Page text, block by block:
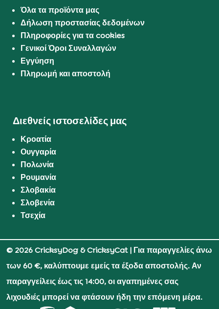
Όλα τα προϊόντα μας
Δήλωση προστασίας δεδομένων
Πληροφορίες για τα cookies
Γενικοί Όροι Συναλλαγών
Εγγύηση
Πληρωμή και αποστολή
Διεθνείς ιστοσελίδες μας
Κροατία
Ουγγαρία
Πολωνία
Ρουμανία
Σλοβακία
Σλοβενία
Τσεχία
© 2026 CricksyDog & CricksyCat| Για παραγγελίες άνω
των 60 €, καλύπτουμε εμείς τα έξοδα αποστολής. Αν
παραγγείλεις έως τις 14:00, οι αγαπημένες σας
λιχουδιές μπορεί να φτάσουν ήδη την επόμενη μέρα.